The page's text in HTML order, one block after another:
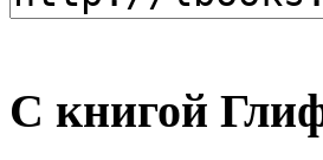
С книгой